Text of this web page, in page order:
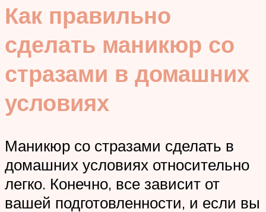
Как правильно
сделать маникюр со
стразами в домашних
условиях
Маникюр со стразами сделать в
домашних условиях относительно
легко. Конечно, все зависит от
вашей подготовленности, и если вы